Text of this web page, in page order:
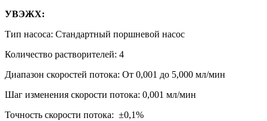
УВЭЖХ:
Тип насоса: Стандартный поршневой насос
Количество растворителей: 4
Диапазон скоростей потока: От 0,001 до 5,000 мл/мин
Шаг изменения скорости потока: 0,001 мл/мин
Точность скорости потока: ±0,1%